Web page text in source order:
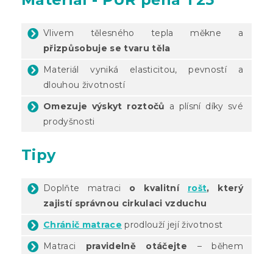
Vlivem tělesného tepla měkne a
přizpůsobuje se tvaru těla
Materiál vyniká elasticitou, pevností a
dlouhou životností
Omezuje výskyt roztočů a plísní díky své
prodyšnosti
Tipy
Doplňte matraci o kvalitní rošt, který
zajistí správnou cirkulaci vzduchu
Chránič matrace prodlouží její životnost
Matraci pravidelně otáčejte – během